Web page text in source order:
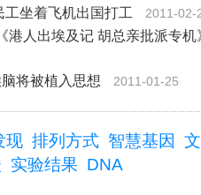
坐着飞机出国打工 2011-02-
港人出埃及记 胡总亲批派专机
将被植入思想 2011-01-25
现 排列方式 智慧基因
实验结果 DNA